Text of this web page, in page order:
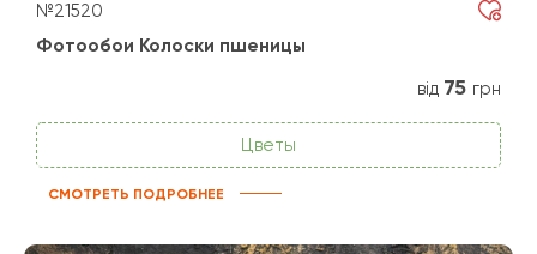
№21520
Фотообои Колоски пшеницы
від 75 грн
Цветы
СМОТРЕТЬ ПОДРОБНЕЕ